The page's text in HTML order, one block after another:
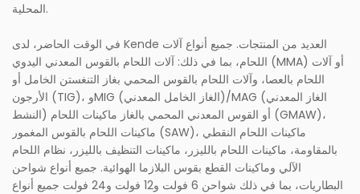
المحلية.
في الوقت الحاضر، لدى Kende العديد من المنتجات. جميع أنواع آلات
اللحام، بما في ذلك: آلات اللحام بالقوس المعدني اليدوي (MMA) أو آلات
اللحام بالعصا، وآلات اللحام بالقوس المحمي بغاز التنغستن الخامل أو
الأرجون (TIG)، وMIG (الغاز الخامل المعدني)/MAG (الغاز المعدني
النشط) أو القوس المعدني المحمي بالغاز ماكينات اللحام (GMAW)،
ماكينات اللحام بالقوس المغمور (SAW)، ماكينات اللحام النقطي
بالمقاومة، ماكينات اللحام بالليزر، ماكينات التنظيف بالليزر، نظام اللحام
الآلي وماكينات القطع بقوس البلازما الهوائية. جميع أنواع شواحن
البطاريات، بما في ذلك شواحن 6 فولت و12 فولت و24 فولت جميع أنواع